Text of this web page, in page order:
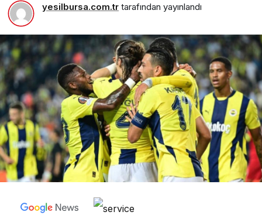
yesilbursa.com.tr tarafından yayınlandı